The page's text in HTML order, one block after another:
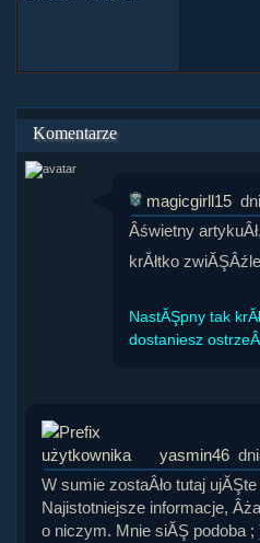
Komentarze
magicgirll15
Âświetny
krĂłtko
NastĂŞpny tak
dostaniesz
yasmin46
W sumie zostaÂło tutaj
Najistotniejsze informacje,
o niczym. Mnie siĂŞ podoba